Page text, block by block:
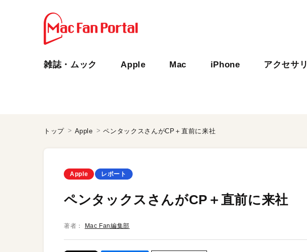
雑誌・ムック Apple Mac iPhone アクセサリ
トップ Apple ペンタックスさんがCP＋直前に来社
Apple レポート
ペンタックスさんがCP＋直前に来社
著者： Mac Fan編集部